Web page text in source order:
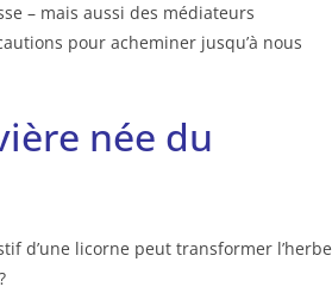
– mais aussi des médiateurs
pour acheminer jusqu’à nous
née du
d’une licorne peut transformer l’herbe